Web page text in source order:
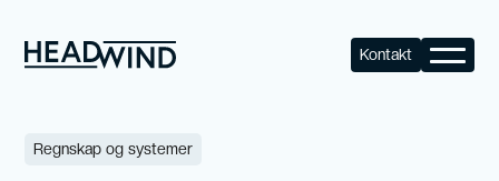
Kontakt
Regnskap og systemer